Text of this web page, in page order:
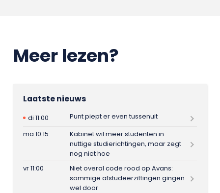
Meer lezen?
Laatste nieuws
di 11:00
Punt piept er even tussenuit
ma 10:15
Kabinet wil meer studenten in
nuttige studierichtingen, maar zegt
nog niet hoe
vr 11:00
Niet overal code rood op Avans:
sommige afstudeerzittingen gingen
wel door